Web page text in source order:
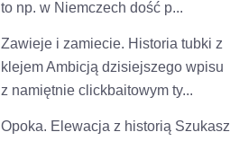
to np. w Niemczech dość p...
Zawieje i zamiecie. Historia tubki z
klejemAmbicją dzisiejszego wpisu
z namiętnie clickbaitowym ty...
Opoka. Elewacja z historią Szukasz